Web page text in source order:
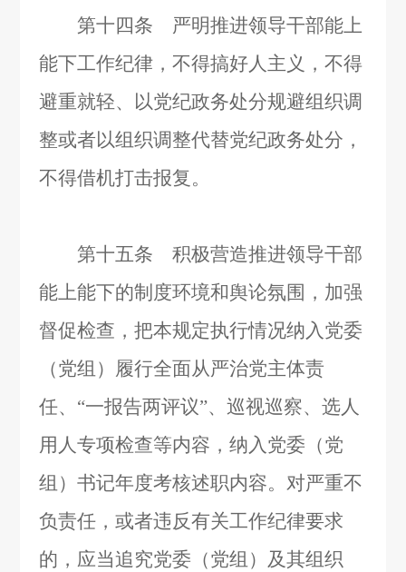
第十四条 严明推进领导干部能上
能下工作纪律，不得搞好人主义，不得
避重就轻、以党纪政务处分规避组织调
整或者以组织调整代替党纪政务处分，
不得借机打击报复。
第十五条 积极营造推进领导干部
能上能下的制度环境和舆论氛围，加强
督促检查，把本规定执行情况纳入党委
（党组）履行全面从严治党主体责
任、“一报告两评议”、巡视巡察、选人
用人专项检查等内容，纳入党委（党
组）书记年度考核述职内容。对严重不
负责任，或者违反有关工作纪律要求
的，应当追究党委（党组）及其组织